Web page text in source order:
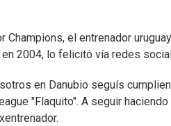
el entrenador
2004, lo felicitó vía redes
en Danubio seguís
"Flaquito". A seguir